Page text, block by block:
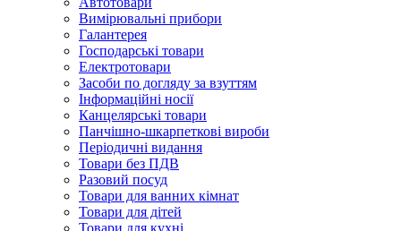
Вимірювальні прибори
Галантерея
Господарські товари
Електротовари
Засоби по догляду за взуттям
Інформаційні носії
Канцелярські товари
Панчішно-шкарпеткові вироби
Періодичні видання
Товари без ПДВ
Разовий посуд
Товари для ванних кімнат
Товари для дітей
Товари для кухні